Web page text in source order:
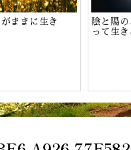
がままに生き
陰と陽
って生き